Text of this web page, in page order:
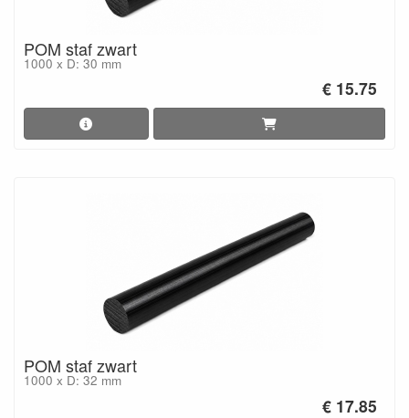
POM staf zwart
1000 x D: 30 mm
€ 15.75
POM staf zwart
1000 x D: 32 mm
€ 17.85